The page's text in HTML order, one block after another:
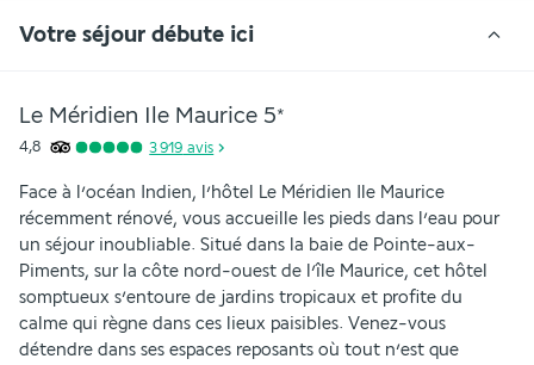
Votre séjour débute ici
Le Méridien Ile Maurice 5*
4,8 3 919 avis
Face à l’océan Indien, l’hôtel Le Méridien Ile Maurice
récemment rénové, vous accueille les pieds dans l’eau pour
un séjour inoubliable. Situé dans la baie de Pointe-aux-
Piments, sur la côte nord-ouest de l’île Maurice, cet hôtel
somptueux s’entoure de jardins tropicaux et profite du
calme qui règne dans ces lieux paisibles. Venez-vous
détendre dans ses espaces reposants où tout n’est que